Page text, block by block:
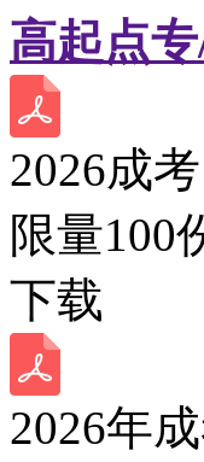
高起点
2026成
限量100
下载
2026年